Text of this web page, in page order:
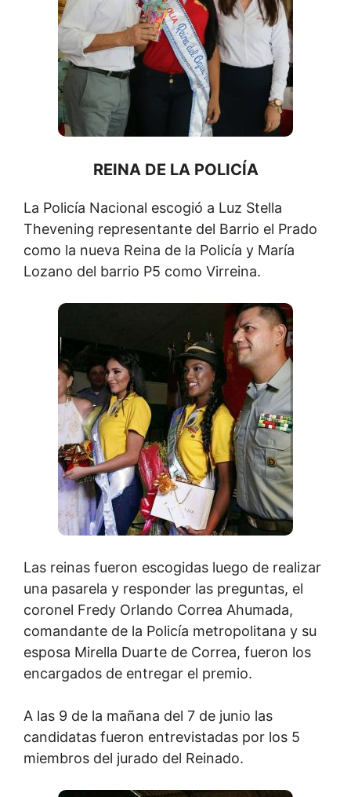
REINA DE LA POLICÍA
La Policía Nacional escogió a Luz Stella
Thevening representante del Barrio el Prado
como la nueva Reina de la Policía y María
Lozano del barrio P5 como Virreina.
Las reinas fueron escogidas luego de realizar
una pasarela y responder las preguntas, el
coronel Fredy Orlando Correa Ahumada,
comandante de la Policía metropolitana y su
esposa Mirella Duarte de Correa, fueron los
encargados de entregar el premio.
A las 9 de la mañana del 7 de junio las
candidatas fueron entrevistadas por los 5
miembros del jurado del Reinado.